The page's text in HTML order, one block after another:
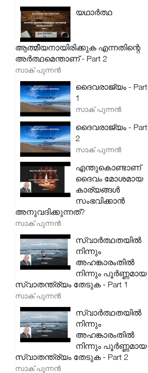
യഥാർത്ഥ
ആത്മീയനായിരിക്കുക എന്നതിന്റെ
അർത്ഥമെന്താണ് - Part 2
സാക് പുന്നൻ
ദൈവരാജ്യം - Part
1
സാക് പുന്നൻ
ദൈവരാജ്യം - Part
2
സാക് പുന്നൻ
എന്തുകൊണ്ടാണ്
ദൈവം മോശമായ
കാര്യങ്ങൾ
സംഭവിക്കാൻ
അനുവദിക്കുന്നത്?
സാക് പുന്നൻ
സ്വാർത്ഥതയിൽ
നിന്നും
അഹങ്കാരംതിൽ
നിന്നും പൂർണ്ണമായ
സ്വാതന്ത്ര്യം തേടുക - Part 1
സാക് പുന്നൻ
സ്വാർത്ഥതയിൽ
നിന്നും
അഹങ്കാരംതിൽ
നിന്നും പൂർണ്ണമായ
സ്വാതന്ത്ര്യം തേടുക - Part 2
സാക് പുന്നൻ